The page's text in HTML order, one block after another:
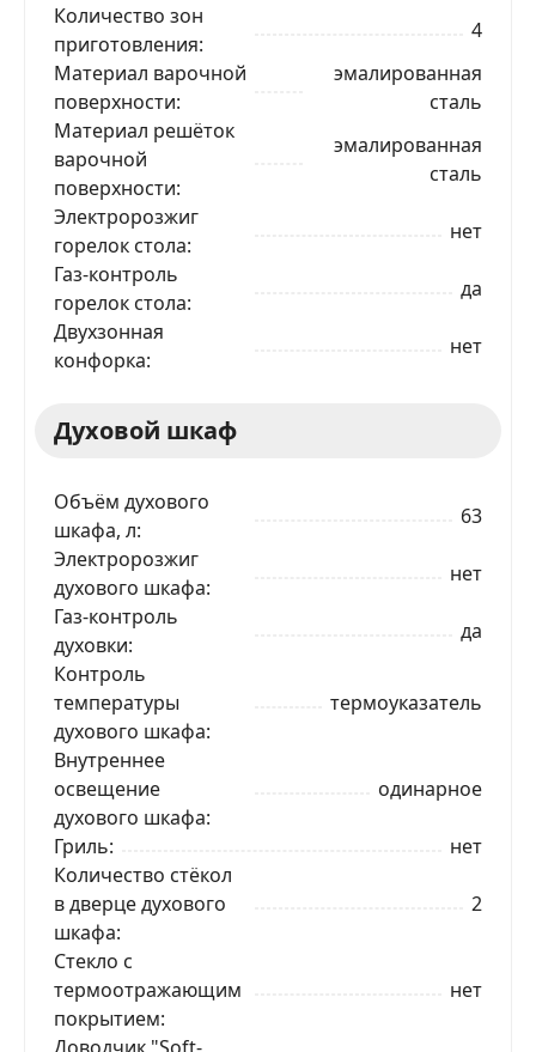
Количество зон
приготовления
4
Материал варочной
поверхности
эмалированная
сталь
Материал решёток
варочной
поверхности
эмалированная
сталь
Электророзжиг
горелок стола
нет
Газ-контроль
горелок стола
да
Двухзонная
конфорка
нет
Духовой шкаф
Объём духового
шкафа, л
63
Электророзжиг
духового шкафа
нет
Газ-контроль
духовки
да
Контроль
температуры
духового шкафа
термоуказатель
Внутреннее
освещение
духового шкафа
одинарное
Гриль
нет
Количество стёкол
в дверце духового
шкафа
2
Стекло с
термоотражающим
покрытием
нет